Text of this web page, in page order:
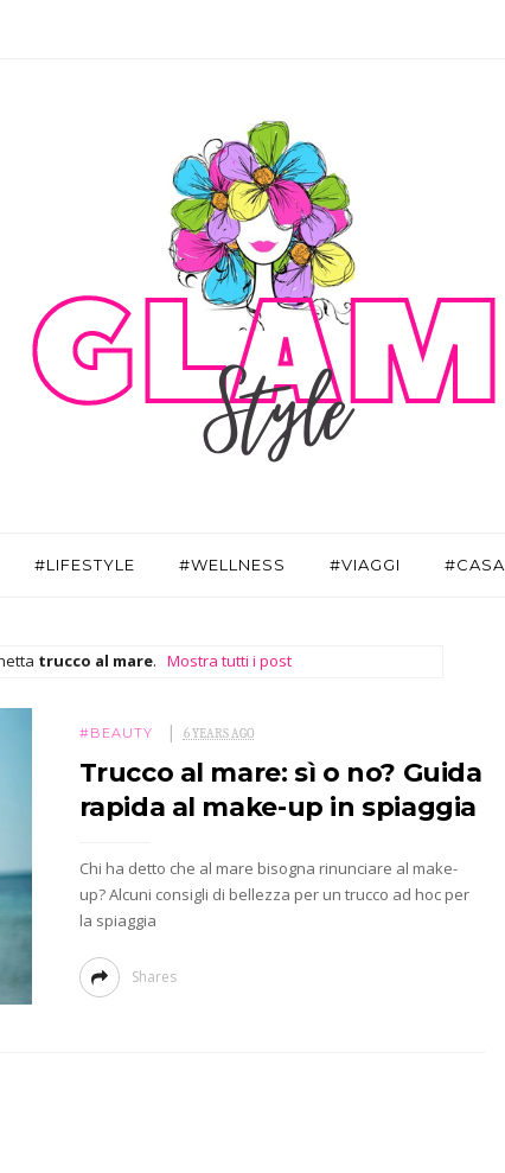
#LIFESTYLE #WELLNESS #VIAGGI #CASA
trucco al mare. Mostra tutti i post
#BEAUTY 6 YEARS AGO
Trucco al mare: sì o no? Guida
rapida al make-up in spiaggia
Chi ha detto che al mare bisogna rinunciare al make-
up? Alcuni consigli di bellezza per un trucco ad hoc per
la spiaggia
Shares